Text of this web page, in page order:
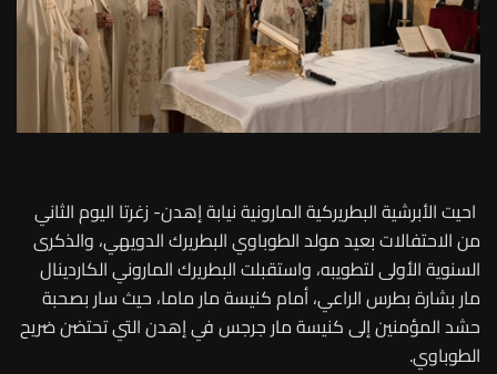
احيت الأبرشية البطريركية المارونية نيابة إهدن- زغرتا اليوم الثاني
من الاحتفالات بعيد مولد الطوباوي البطريرك الدويهي، والذكرى
السنوية الأولى لتطويبه، واستقبلت البطريرك الماروني الكاردينال
مار بشارة بطرس الراعي، أمام كنيسة مار ماما، حيث سار بصحبة
حشد المؤمنين إلى كنيسة مار جرجس في إهدن التي تحتضن ضريح
الطوباوي.